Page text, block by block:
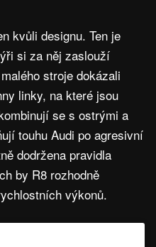
kvůli designu. Ten je
si za něj zaslouží
stroje dokázali
linky, na které jsou
se s ostrými a
touhu Audi po agresivní
dodržena pravidla
by R8 rozhodně
výkonů.